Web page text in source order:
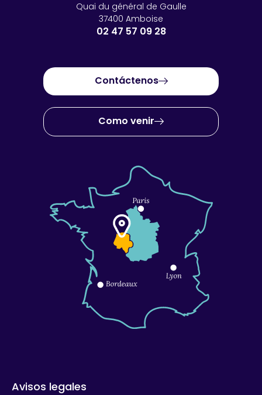
Quai du général de Gaulle
37400 Amboise
02 47 57 09 28
Contáctenos
Como venir
Avisos legales